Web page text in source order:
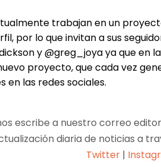
trabajan en un
por lo que invitan a sus
y @greg_joya ya que en
proyecto, que cada vez
en las redes sociales.
escribe a nuestro correo
diaria de noticias a
Twitter |